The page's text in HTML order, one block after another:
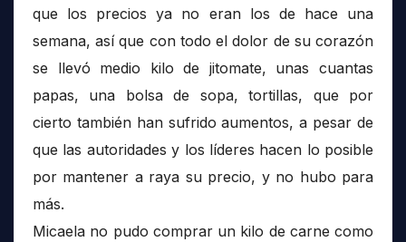
que los precios ya no eran los de hace una
semana, así que con todo el dolor de su corazón
se llevó medio kilo de jitomate, unas cuantas
papas, una bolsa de sopa, tortillas, que por
cierto también han sufrido aumentos, a pesar de
que las autoridades y los líderes hacen lo posible
por mantener a raya su precio, y no hubo para
más.
Micaela no pudo comprar un kilo de carne como